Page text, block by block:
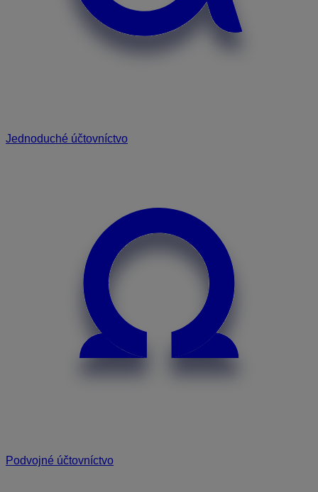
Jednoduché účtovníctvo
Podvojné účtovníctvo